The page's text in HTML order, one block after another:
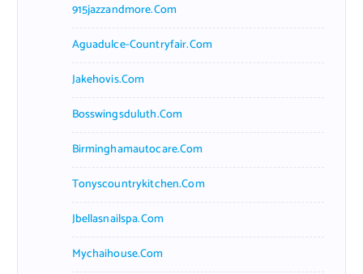
915jazzandmore.com
Aguadulce-Countryfair.com
Jakehovis.com
Bosswingsduluth.com
Birminghamautocare.com
Tonyscountrykitchen.com
Jbellasnailspa.com
Mychaihouse.com